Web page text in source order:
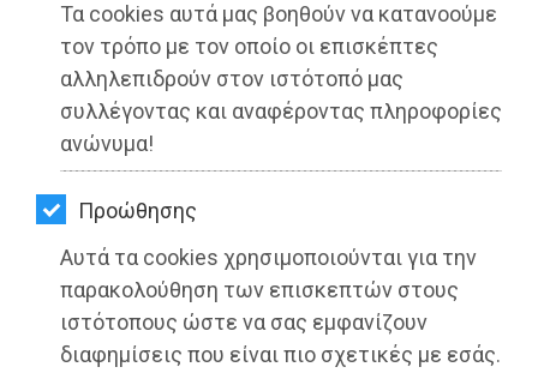
Τα cookies αυτά μας βοηθούν να κατανοούμε
τον τρόπο με τον οποίο οι επισκέπτες
αλληλεπιδρούν στον ιστότοπό μας
συλλέγοντας και αναφέροντας πληροφορίες
ανώνυμα!
Προώθησης
Αυτά τα cookies χρησιμοποιούνται για την
παρακολούθηση των επισκεπτών στους
ιστότοπους ώστε να σας εμφανίζουν
διαφημίσεις που είναι πιο σχετικές με εσάς.
ΤΑΞΙΔΙΑ
ΕΞΟΔΟΣ
ΠΕΡΙΒΑΛΛΟΝ
ΚΑΤΟΙΚΙΔΙΟ
ΑΓΓΕΛΙΕΣ
ΕΦΗΜΕΡΙΔΕΣ
OΔΗΓΟΣ
Ετήσιο Τακτικό Συνέδριο της ΚΕΔΕ,
21-23 Νοεμβρίου στον Βόλο
Διαβάστηκε 3262 φορές
27-05-2025
Από τo Dimotisnews